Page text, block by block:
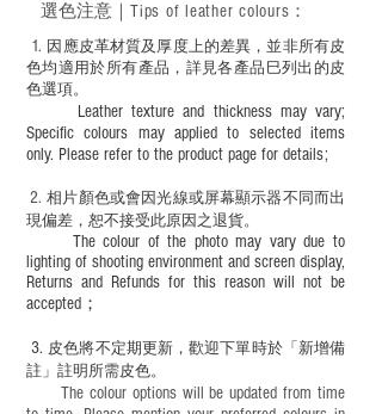
1. ​ 因應皮革材質及厚度上的差異，並非所有皮
色均適用於所有產品，詳見各產品巳列出的皮
色選項。
Leather texture and thickness may vary;
Specific colours may applied to selected items
only. Please refer to the product page for details;
​2.相片顏色或會因光線或屏幕顯示器不同而出
現偏差，恕不接受此原因之退貨。
The colour of the photo may vary due to
lighting of shooting environment and screen display,
Returns and Refunds for this reason will not be
accepted；
3. 皮色將不定期更新，歡迎下單時於「新增備
註」註明 所需皮色。
The colour options will be updated from time
選色注意｜ Tips of leather colours ：